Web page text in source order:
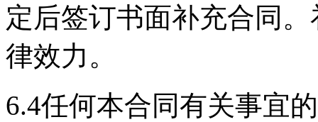
定后签订书面补充合同
律效力。
6.4任何本合同有关事宜